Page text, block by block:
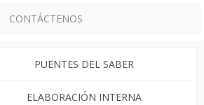
CONTÁCTENOS
PUENTES DEL SABER
ELABORACIÓN INTERNA